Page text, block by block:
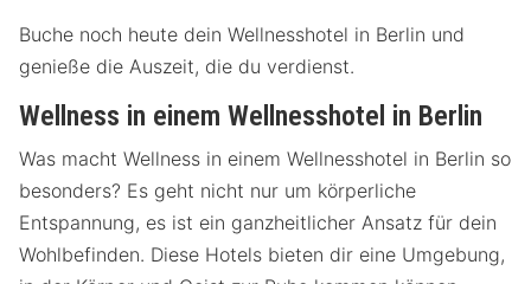
Buche noch heute dein Wellnesshotel in Berlin und
genieße die Auszeit, die du verdienst.
Wellness in einem Wellnesshotel in Berlin
Was macht Wellness in einem Wellnesshotel in Berlin so
besonders? Es geht nicht nur um körperliche
Entspannung, es ist ein ganzheitlicher Ansatz für dein
Wohlbefinden. Diese Hotels bieten dir eine Umgebung,